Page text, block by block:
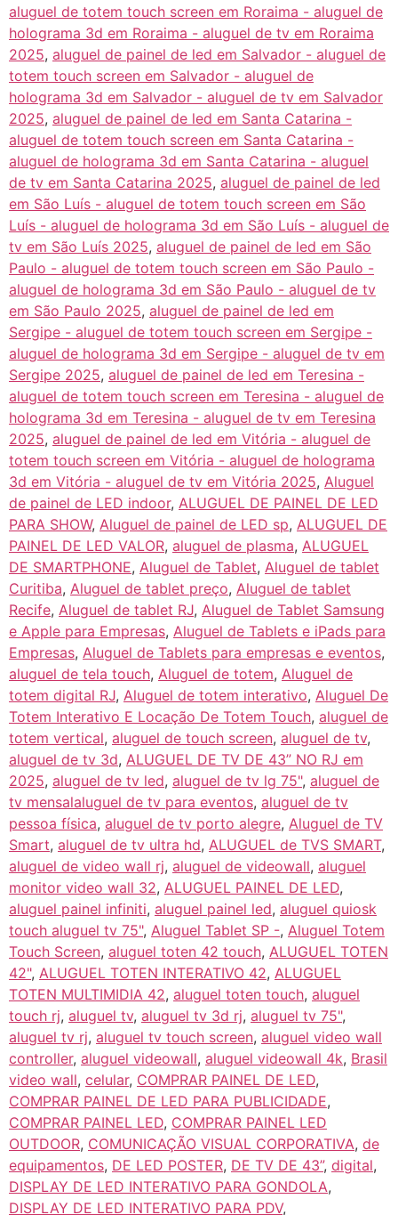
aluguel de totem touch screen em Roraima - aluguel de
holograma 3d em Roraima - aluguel de tv em Roraima
2025, aluguel de painel de led em Salvador - aluguel de
totem touch screen em Salvador - aluguel de
holograma 3d em Salvador - aluguel de tv em Salvador
2025, aluguel de painel de led em Santa Catarina -
aluguel de totem touch screen em Santa Catarina -
aluguel de holograma 3d em Santa Catarina - aluguel
de tv em Santa Catarina 2025, aluguel de painel de led
em São Luís - aluguel de totem touch screen em São
Luís - aluguel de holograma 3d em São Luís - aluguel de
tv em São Luís 2025, aluguel de painel de led em São
Paulo - aluguel de totem touch screen em São Paulo -
aluguel de holograma 3d em São Paulo - aluguel de tv
em São Paulo 2025, aluguel de painel de led em
Sergipe - aluguel de totem touch screen em Sergipe -
aluguel de holograma 3d em Sergipe - aluguel de tv em
Sergipe 2025, aluguel de painel de led em Teresina -
aluguel de totem touch screen em Teresina - aluguel de
holograma 3d em Teresina - aluguel de tv em Teresina
2025, aluguel de painel de led em Vitória - aluguel de
totem touch screen em Vitória - aluguel de holograma
3d em Vitória - aluguel de tv em Vitória 2025, Aluguel
de painel de LED indoor, ALUGUEL DE PAINEL DE LED
PARA SHOW, Aluguel de painel de LED sp, ALUGUEL DE
PAINEL DE LED VALOR, aluguel de plasma, ALUGUEL
DE SMARTPHONE, Aluguel de Tablet, Aluguel de tablet
Curitiba, Aluguel de tablet preço, Aluguel de tablet
Recife, Aluguel de tablet RJ, Aluguel de Tablet Samsung
e Apple para Empresas, Aluguel de Tablets e iPads para
Empresas, Aluguel de Tablets para empresas e eventos,
aluguel de tela touch, Aluguel de totem, Aluguel de
totem digital RJ, Aluguel de totem interativo, Aluguel De
Totem Interativo E Locação De Totem Touch, aluguel de
totem vertical, aluguel de touch screen, aluguel de tv,
aluguel de tv 3d, ALUGUEL DE TV DE 43” NO RJ em
2025, aluguel de tv led, aluguel de tv lg 75", aluguel de
tv mensalaluguel de tv para eventos, aluguel de tv
pessoa física, aluguel de tv porto alegre, Aluguel de TV
Smart, aluguel de tv ultra hd, ALUGUEL de TVS SMART,
aluguel de video wall rj, aluguel de videowall, aluguel
monitor video wall 32, ALUGUEL PAINEL DE LED,
aluguel painel infiniti, aluguel painel led, aluguel quiosk
touch aluguel tv 75", Aluguel Tablet SP -, Aluguel Totem
Touch Screen, aluguel toten 42 touch, ALUGUEL TOTEN
42", ALUGUEL TOTEN INTERATIVO 42, ALUGUEL
TOTEN MULTIMIDIA 42, aluguel toten touch, aluguel
touch rj, aluguel tv, aluguel tv 3d rj, aluguel tv 75",
aluguel tv rj, aluguel tv touch screen, aluguel video wall
controller, aluguel videowall, aluguel videowall 4k, Brasil
video wall, celular, COMPRAR PAINEL DE LED,
COMPRAR PAINEL DE LED PARA PUBLICIDADE,
COMPRAR PAINEL LED, COMPRAR PAINEL LED
OUTDOOR, COMUNICAÇÃO VISUAL CORPORATIVA, de
equipamentos, DE LED POSTER, DE TV DE 43”, digital,
DISPLAY DE LED INTERATIVO PARA GONDOLA,
DISPLAY DE LED INTERATIVO PARA PDV,